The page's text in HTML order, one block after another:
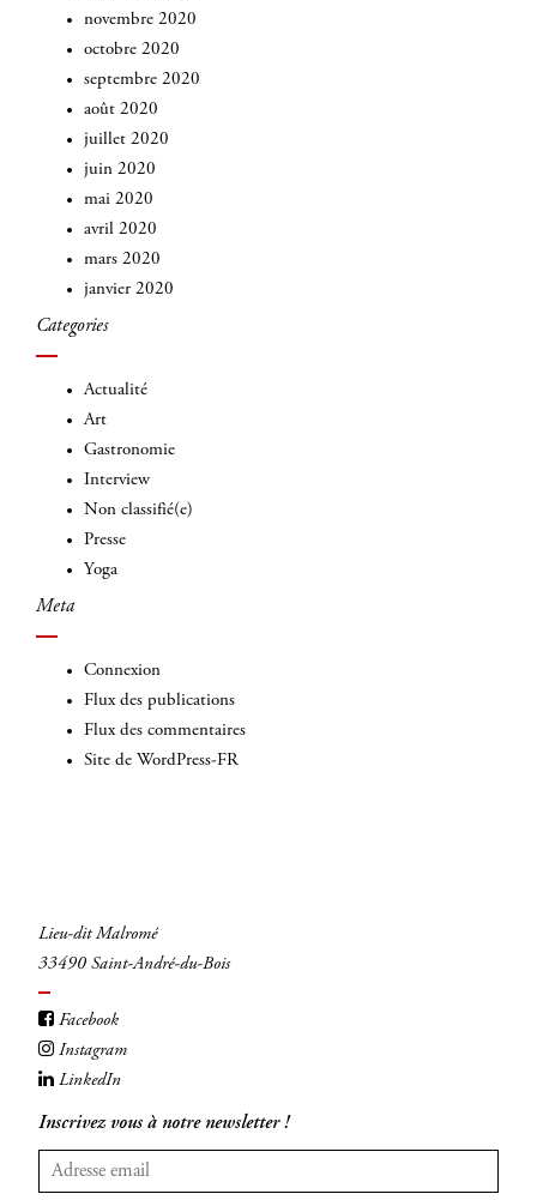
novembre 2020
octobre 2020
septembre 2020
août 2020
juillet 2020
juin 2020
mai 2020
avril 2020
mars 2020
janvier 2020
Categories
Actualité
Art
Gastronomie
Interview
Non classifié(e)
Presse
Yoga
Meta
Connexion
Flux des publications
Flux des commentaires
Site de WordPress-FR
Lieu-dit Malromé
33490 Saint-André-du-Bois
Facebook
Instagram
LinkedIn
Inscrivez vous à notre newsletter !